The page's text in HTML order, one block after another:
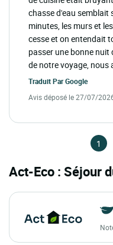
chasse d'eau semblait
minutes, les murs et
cesse et on entendait
passer une bonne nuit
de notre voyage,
Traduit ParGoogle
Avis déposé le 27/07/
1
Act-Eco : Séjour